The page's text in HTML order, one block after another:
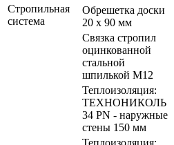
Стропильная
система
Обрешетка доски
20 х 90 мм
Связка стропил
оцинкованной
стальной
шпилькой М12
Теплоизоляция:
ТЕХНОНИКОЛЬ
34 PN - наружные
стены 150 мм